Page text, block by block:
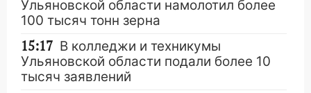
Ульяновской области намолотил более
100 тысяч тонн зерна
15:17 В колледжи и техникумы
Ульяновской области подали более 10
тысяч заявлений